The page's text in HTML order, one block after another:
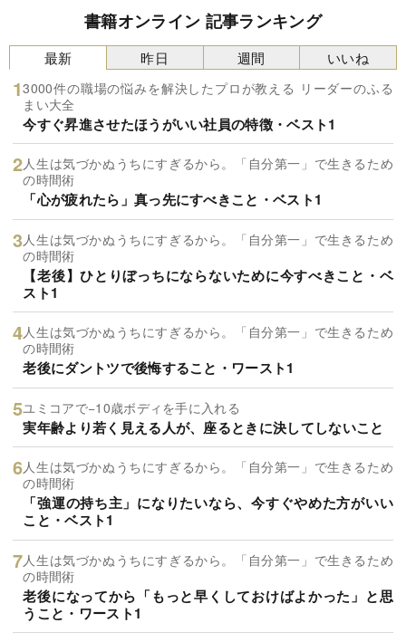
書籍オンライン 記事ランキング
最新
3000件の職場の悩みを解決したプロが教える リーダーのふる
まい大全
今すぐ昇進させたほうがいい社員の特徴・ベスト1
人生は気づかぬうちにすぎるから。「自分第一」で生きるため
の時間術
「心が疲れたら」真っ先にすべきこと・ベスト1
人生は気づかぬうちにすぎるから。「自分第一」で生きるため
の時間術
【老後】ひとりぼっちにならないために今すべきこと・ベ
スト1
人生は気づかぬうちにすぎるから。「自分第一」で生きるため
の時間術
老後にダントツで後悔すること・ワースト1
ユミコアで−10歳ボディを手に入れる
実年齢より若く見える人が、座るときに決してしないこと
人生は気づかぬうちにすぎるから。「自分第一」で生きるため
の時間術
「強運の持ち主」になりたいなら、今すぐやめた方がいい
こと・ベスト1
人生は気づかぬうちにすぎるから。「自分第一」で生きるため
の時間術
老後になってから「もっと早くしておけばよかった」と思
うこと・ワースト1
昨日 週間 いいね